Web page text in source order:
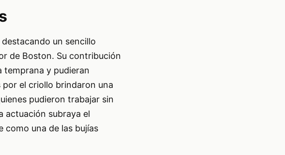
un sencillo
de Boston. Su contribución
temprana y pudieran
el criollo brindaron una
pudieron trabajar sin
actuación subraya el
como una de las bujías